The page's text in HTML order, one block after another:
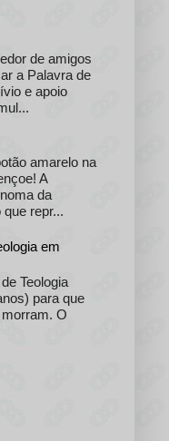
de amigos
a Palavra de
e apoio
amarelo na
A
da
repr...
em
Teologia
para que
O